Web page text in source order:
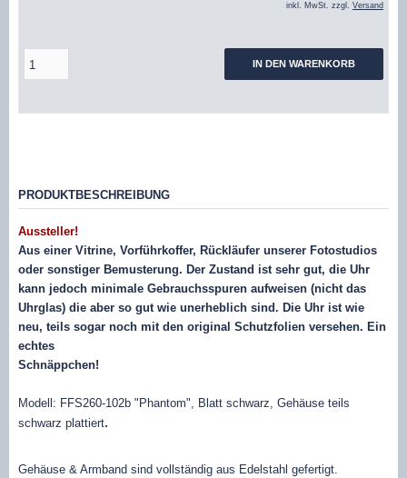
inkl. MwSt. zzgl. Versand
IN DEN WARENKORB
PRODUKTBESCHREIBUNG
Aussteller!
Aus einer Vitrine, Vorführkoffer, Rückläufer unserer Fotostudios
oder sonstiger Bemusterung. Der Zustand ist sehr gut, die Uhr
kann jedoch minimale Gebrauchsspuren aufweisen (nicht das
Uhrglas) die aber so gut wie unerheblich sind. Die Uhr ist wie
neu, teils sogar noch mit den original Schutzfolien versehen. Ein
echtes
Schnäppchen!
Modell: FFS260-102b "Phantom", Blatt schwarz, Gehäuse teils
schwarz plattiert.
Gehäuse & Armband sind vollständig aus Edelstahl gefertigt.